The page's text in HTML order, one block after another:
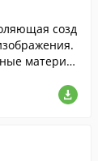
созд
материа